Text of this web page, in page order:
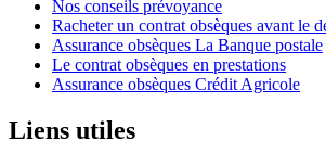
Nos conseils prévoyance
Racheter un contrat obsèques avant le
Assurance obsèques La Banque postale
Le contrat obsèques en prestations
Assurance obsèques Crédit Agricole
Liens utiles